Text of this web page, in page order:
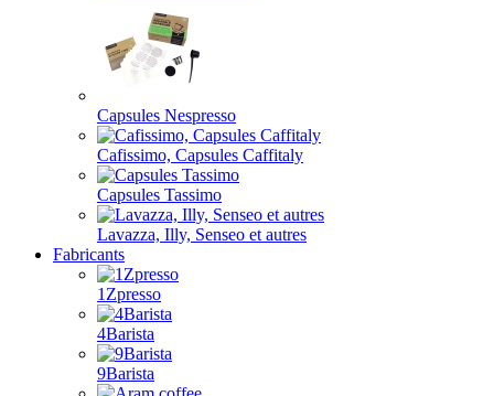
Capsules Nespresso
Cafissimo, Capsules Caffitaly
Capsules Tassimo
Lavazza, Illy, Senseo et autres
Fabricants
1Zpresso
4Barista
9Barista